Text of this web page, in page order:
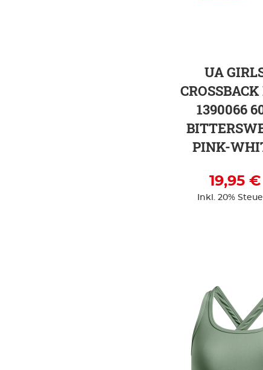
UA
1390066
PINK-
19,95 €
Inkl. 20%